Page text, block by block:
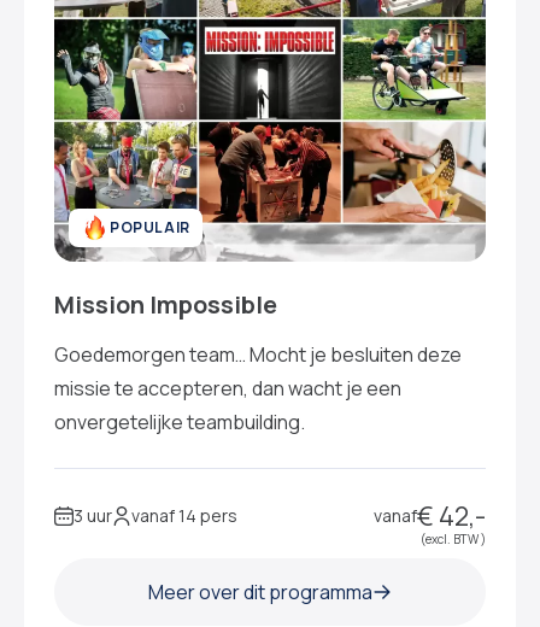
POPULAIR
Mission Impossible
Goedemorgen team… Mocht je besluiten deze
missie te accepteren, dan wacht je een
onvergetelijke teambuilding.
3 uur vanaf 14 pers vanaf€ 42,-
(excl. BTW )
Meer over dit programma